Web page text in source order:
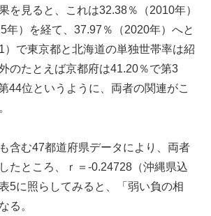
を見ると、これは32.38％（2010年）
年）を経て、37.97％（2020年）へと
）で東京都と北海道の単独世帯率は紹
のたとえば京都府は41.20％で第3
44位というように、両者の関連がこ
含む47都道府県データにより、両者
たところ、ｒ＝-0.24728（沖縄県込
5に照らしてみると、「弱い負の相
る。